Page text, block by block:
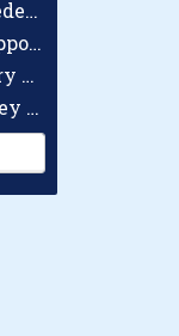
Duifhuizen Verkoopmedewerker Ridderkerk
EK Retail Customer Support Omnichannel
Hubo Assistent Category Manager
Checkpoint Systems Key Accountmanager Benelux